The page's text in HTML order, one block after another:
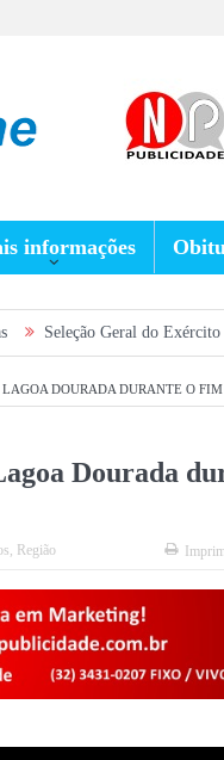
informações
Seleção Geral do Exército
DOURADA DURANTE O
Dourada
, Região